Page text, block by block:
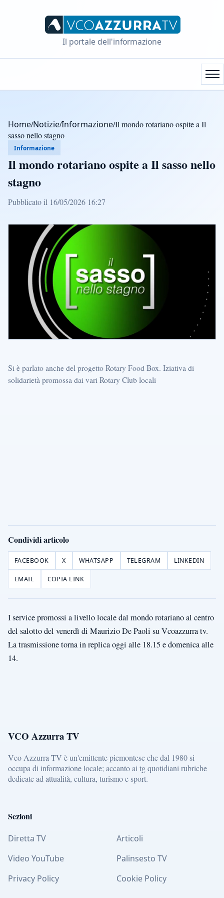
Il portale dell'informazione
Home/Notizie/Informazione/Il mondo rotariano ospite a Il
sasso nello stagno
Informazione
Il mondo rotariano ospite a Il sasso nello
stagno
Pubblicato il 16/05/2026 16:27
Si è parlato anche del progetto Rotary Food Box. Iziativa di
solidarietà promossa dai vari Rotary Club locali
Condividi articolo
FACEBOOK X WHATSAPP TELEGRAM LINKEDIN
EMAIL COPIA LINK
I service promossi a livello locale dal mondo rotariano al centro
del salotto del venerdì di Maurizio De Paoli su Vcoazzurra tv.
La trasmissione torna in replica oggi alle 18.15 e domenica alle
14.
VCO Azzurra TV
Vco Azzurra TV è un'emittente piemontese che dal 1980 si
occupa di informazione locale; accanto ai tg quotidiani rubriche
dedicate ad attualità, cultura, turismo e sport.
Sezioni
Diretta TV
Articoli
Video YouTube
Palinsesto TV
Privacy Policy
Cookie Policy